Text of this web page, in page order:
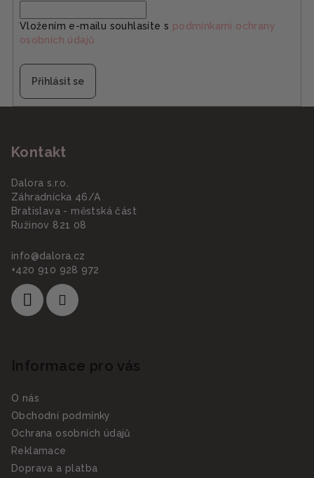
Vložením e-mailu souhlasíte s podmínkami ochrany
osobních údajů
Přihlásit se
Kontakt
Dalora s.r.o.
Záhradnícka 46/A
Bratislava - městská část
Ružinov 821 08
info@dalora.cz
+420 910 928 972
Informace pro vás
O nás
Obchodní podmínky
Ochrana osobních údajů
Reklamace
Doprava a platba